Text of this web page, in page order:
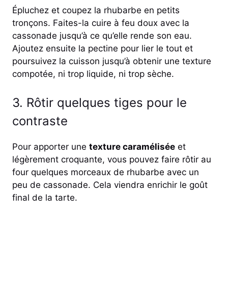
Épluchez et coupez la rhubarbe en petits
tronçons. Faites-la cuire à feu doux avec la
cassonade jusqu’à ce qu’elle rende son eau.
Ajoutez ensuite la pectine pour lier le tout et
poursuivez la cuisson jusqu’à obtenir une texture
compotée, ni trop liquide, ni trop sèche.
3. Rôtir quelques tiges pour le
contraste
Pour apporter une texture caramélisée et
légèrement croquante, vous pouvez faire rôtir au
four quelques morceaux de rhubarbe avec un
peu de cassonade. Cela viendra enrichir le goût
final de la tarte.